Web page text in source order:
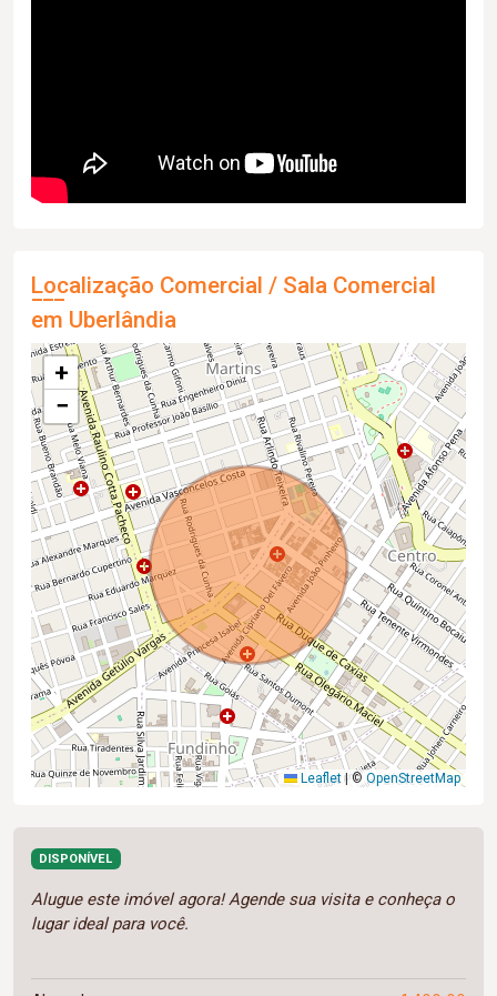
Localização Comercial / Sala Comercial
em Uberlândia
+
−
Leaflet |© OpenStreetMap
DISPONÍVEL
Alugue este imóvel agora! Agende sua visita e conheça o
lugar ideal para você.